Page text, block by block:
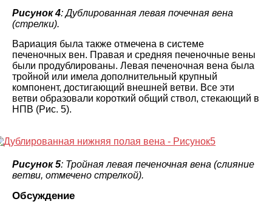
Рисунок 4: Дублированная левая почечная вена
(стрелки).
Вариация была также отмечена в системе
печеночных вен. Правая и средняя печеночные вены
были продублированы. Левая печеночная вена была
тройной или имела дополнительный крупный
компонент, достигающий внешней ветви. Все эти
ветви образовали короткий общий ствол, стекающий в
НПВ (Рис. 5).
Рисунок 5: Тройная левая печеночная вена (слияние
ветви, отмечено стрелкой).
Обсуждение